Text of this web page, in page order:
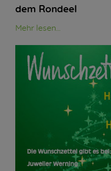
dem Rondeel
Mehr lesen...